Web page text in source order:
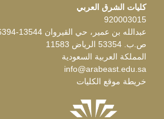
كليات الشرق العربي
920003015
عبدالله بن عمير، حي القيروان 13544-6394
ص.ب. 53354 الرياض 11583
المملكة العربية السعودية
info@arabeast.edu.sa
خريطة موقع الكليات